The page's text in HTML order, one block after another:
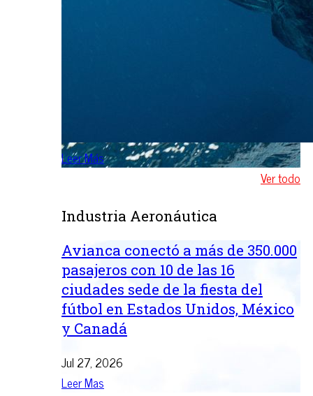
Leer Más
Ver todo
Industria Aeronáutica
Avianca conectó a más de 350.000
pasajeros con 10 de las 16
ciudades sede de la fiesta del
fútbol en Estados Unidos, México
y Canadá
Jul 27, 2026
Leer Mas